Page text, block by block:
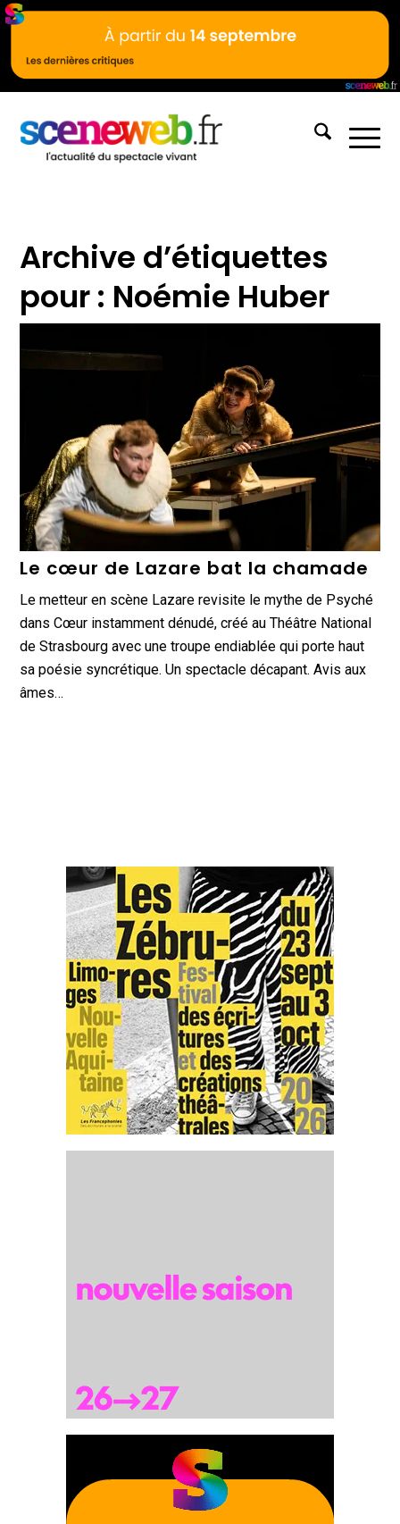
Archive d’étiquettes
pour : Noémie Huber
Le cœur de Lazare bat la chamade
Le metteur en scène Lazare revisite le mythe de Psyché
dans Cœur instamment dénudé, créé au Théâtre National
de Strasbourg avec une troupe endiablée qui porte haut
sa poésie syncrétique. Un spectacle décapant. Avis aux
âmes…